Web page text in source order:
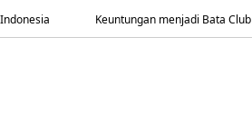
Keuntungan menjadi Bata Club